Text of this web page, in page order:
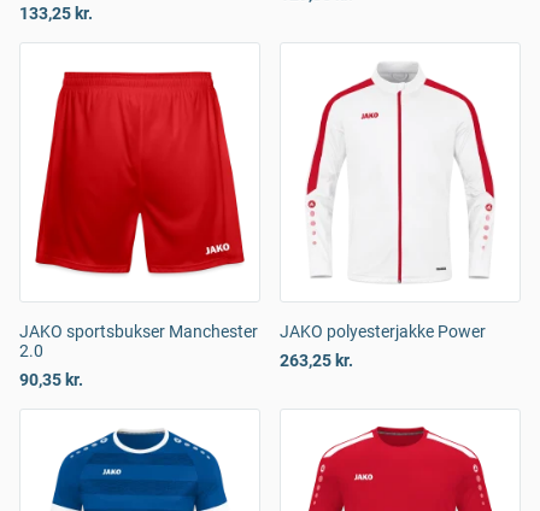
133,25 kr.
JAKO sportsbukser Manchester
2.0
90,35 kr.
JAKO polyesterjakke Power
263,25 kr.